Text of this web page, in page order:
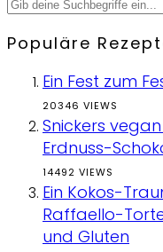
Populäre
Ein Fest zum
20346 VIEWS
Snickers
Erdnuss-
14492 VIEWS
Ein Kokos-
Raffaello-
und Gluten